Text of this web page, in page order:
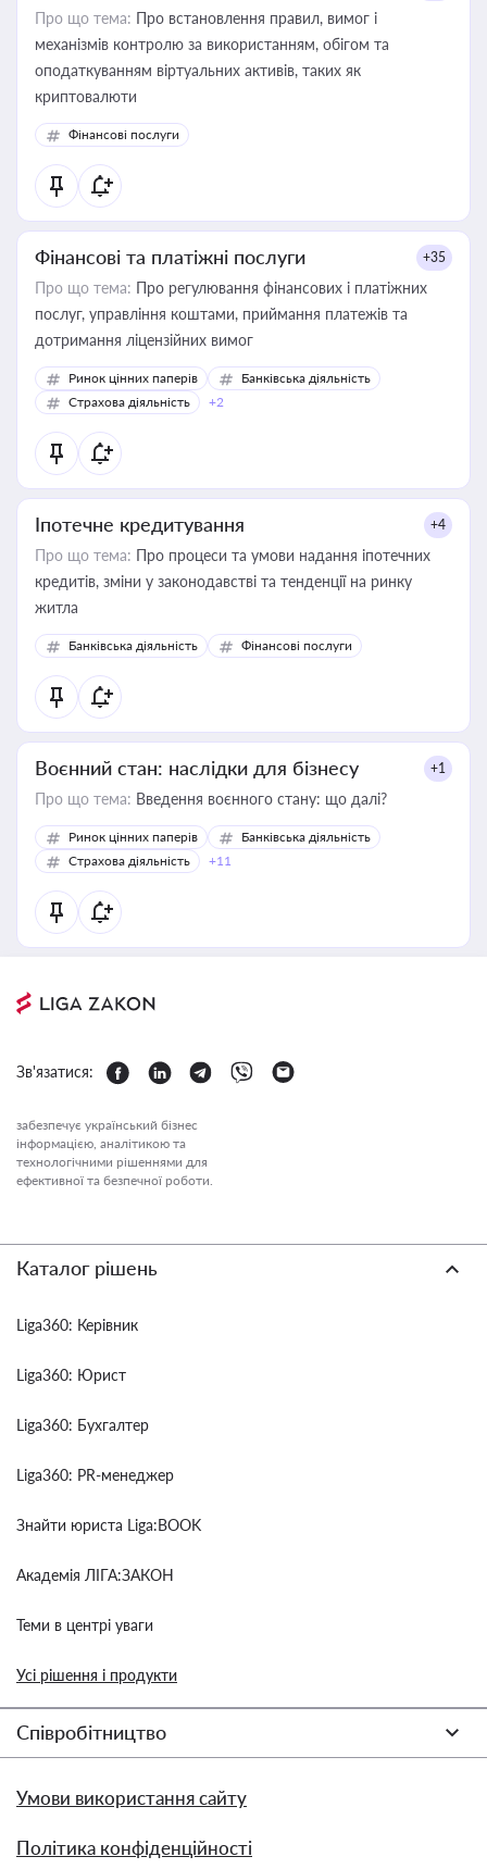
Про що тема: Про встановлення правил, вимог і
механізмів контролю за використанням, обігом та
оподаткуванням віртуальних активів, таких як
криптовалюти
Фінансові послуги
Фінансові та платіжні послуги +35
Про що тема: Про регулювання фінансових і платіжних
послуг, управління коштами, приймання платежів та
дотримання ліцензійних вимог
Ринок цінних паперів
Банківська діяльність
Страхова діяльність
+2
Іпотечне кредитування +4
Про що тема: Про процеси та умови надання іпотечних
кредитів, зміни у законодавстві та тенденції на ринку
житла
Банківська діяльність Фінансові послуги
Воєнний стан: наслідки для бізнесу +1
Про що тема: Введення воєнного стану: що далі?
Ринок цінних паперів
Банківська діяльність
Страхова діяльність
+11
Зв'язатися:
забезпечує український бізнес
інформацією, аналітикою та
технологічними рішеннями для
ефективної та безпечної роботи.
Каталог рішень
Liga360: Керівник
Liga360: Юрист
Liga360: Бухгалтер
Liga360: PR-менеджер
Знайти юриста Liga:BOOK
Академія ЛІГА:ЗАКОН
Теми в центрі уваги
Усі рішення і продукти
Співробітництво
Умови використання сайту
Політика конфіденційності